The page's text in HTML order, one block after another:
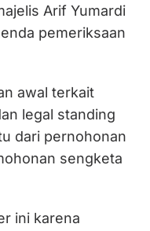
Arif Yumardi
pemeriksaan
awal terkait
legal standing
dari pernohonan
sengketa
ini karena